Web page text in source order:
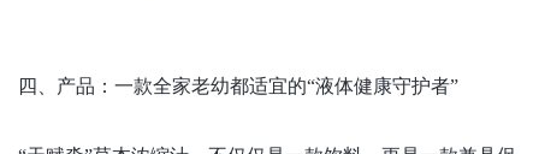
四、产品：一款全家老幼都适宜的“液体健康守护者”